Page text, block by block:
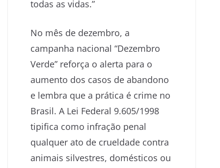
todas as vidas.”
No mês de dezembro, a
campanha nacional “Dezembro
Verde” reforça o alerta para o
aumento dos casos de abandono
e lembra que a prática é crime no
Brasil. A Lei Federal 9.605/1998
tipifica como infração penal
qualquer ato de crueldade contra
animais silvestres, domésticos ou